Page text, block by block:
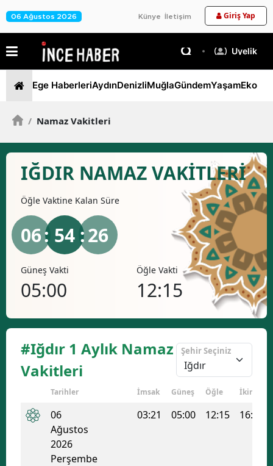
06 Ağustos 2026 Künye İletişim Giriş Yap
Üyelik
Ege HaberleriAydınDenizliMuğlaGündemYaşam
/ Namaz Vakitleri
IĞDIR NAMAZ VAKİTLERİ
Öğle Vaktine Kalan Süre
06: 54 :25
Güneş Vakti
05:00
Öğle Vakti
12:15
#Iğdır 1 Aylık Namaz
Vakitleri
Şehir Seçiniz
Tarihler İmsak Güneş Öğle İkindi
06
Ağustos
2026
Perşembe
03:21 05:00 12:15 16:06